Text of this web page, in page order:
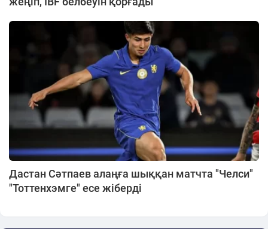
Дастан Сәтпаев алаңға шыққан матчта "Челси"
"Тоттенхэмге" есе жіберді